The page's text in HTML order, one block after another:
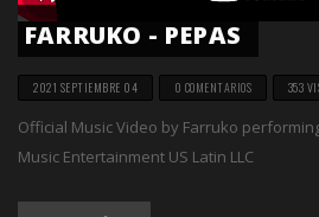
FARRUKO - PEPAS
2021 SEPTIEMBRE 04 0 COMENTARIOS 353
Official Music Video by Farruko
Music Entertainment US Latin LLC